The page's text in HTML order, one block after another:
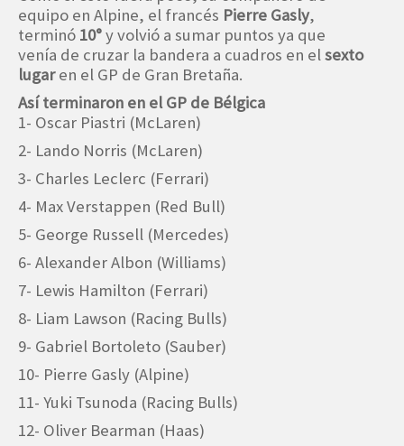
equipo en Alpine, el francés Pierre Gasly,
terminó 10°y volvió a sumar puntos ya que
venía de cruzar la bandera a cuadros en elsexto
lugaren el GP de Gran Bretaña.
Así terminaron en el GP de Bélgica
1- Oscar Piastri (McLaren)
2- Lando Norris (McLaren)
3- Charles Leclerc (Ferrari)
4- Max Verstappen (Red Bull)
5- George Russell (Mercedes)
6- Alexander Albon (Williams)
7- Lewis Hamilton (Ferrari)
8- Liam Lawson (Racing Bulls)
9- Gabriel Bortoleto (Sauber)
10- Pierre Gasly (Alpine)
11- Yuki Tsunoda (Racing Bulls)
12- Oliver Bearman (Haas)